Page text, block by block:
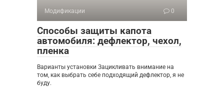
Модификации 0
Способы защиты капота
автомобиля: дефлектор, чехол,
пленка
Варианты установки Зацикливать внимание на
том, как выбрать себе подходящий дефлектор, я не
буду.